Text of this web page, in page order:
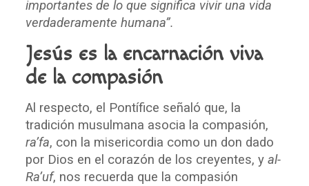
importantes de lo que significa vivir una vida
verdaderamente humana”.
Jesús es la encarnación viva
de la compasión
Al respecto, el Pontífice señaló que, la
tradición musulmana asocia la compasión,
ra’fa, con la misericordia como un don dado
por Dios en el corazón de los creyentes, y al-
Ra’uf, nos recuerda que la compasión